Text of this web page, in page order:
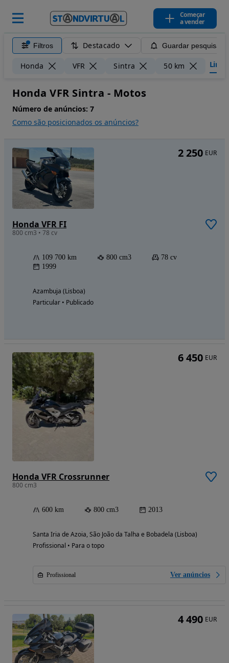
Começar
a vender
Filtros Destacado Guardar pesquisa
Honda VFR Sintra 50 km
Honda VFR Sintra - Motos
Número de anúncios: 7
Como são posicionados os anúncios?
Honda VFR FI
800 cm3 • 78 cv
109 700 km 800 cm3
78 cv
1999
Azambuja (Lisboa)
Particular • Publicado
2 250 EUR
Honda VFR Crossrunner
800 cm3
600 km 800 cm3 2013
Santa Iria de Azoia, São João da Talha e Bobadela (Lisboa)
Profissional • Para o topo
Profissional Ver anúncios
6 450 EUR
4 490 EUR